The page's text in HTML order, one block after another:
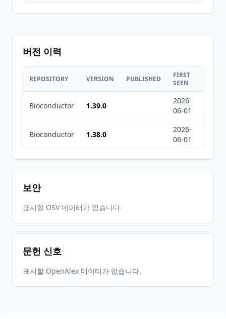
버전 이력
REPOSITORY VERSION PUBLISHED
FIRST
SEEN
Bioconductor 1.39.0
2026-
06-01
Bioconductor 1.38.0
2026-
06-01
보안
표시할 OSV 데이터가 없습니다.
문헌 신호
표시할 OpenAlex 데이터가 없습니다.